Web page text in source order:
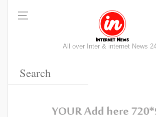
All over Inter & internet News